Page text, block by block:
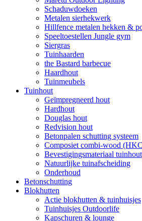
Schaduwdoeken
Metalen sierhekwerk
Hillfence metalen hekken &
Speeltoestellen Jungle gym
Siergras
Tuinhaarden
the Bastard barbecue
Haardhout
Tuinmeubels
Tuinhout
Geïmpregneerd hout
Hardhout
Douglas hout
Redvision hout
Betonpalen schutting systeem
Composiet combi-wood
Bevestigingsmateriaal tuinhout
Natuurlijke tuinafscheiding
Onderhoud
Betonschutting
Blokhutten
Actie blokhutten & tuinhuisjes
Tuinhuisjes Outdoorlife
Kapschuren & lounge